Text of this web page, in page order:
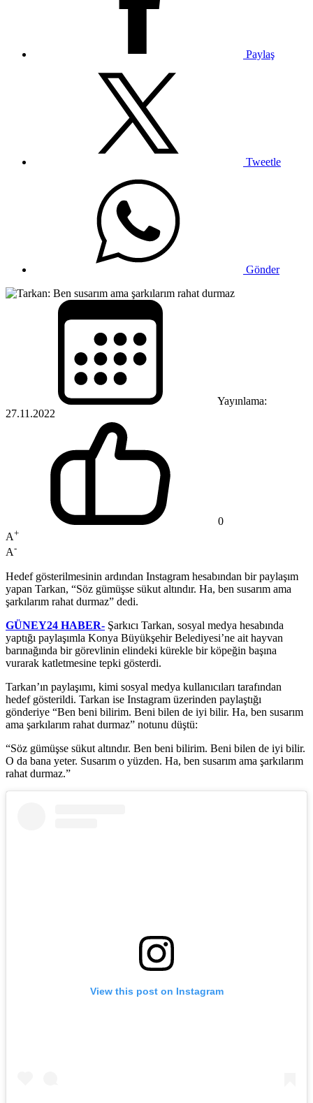
Paylaş
Tweetle
Gönder
Yayınlama:
27.11.2022
0
A+
A-
Hedef gösterilmesinin ardından Instagram hesabından bir paylaşım
yapan Tarkan, “Söz gümüşse sükut altındır. Ha, ben susarım ama
şarkılarım rahat durmaz” dedi.
GÜNEY24 HABER- Şarkıcı Tarkan, sosyal medya hesabında
yaptığı paylaşımla Konya Büyükşehir Belediyesi’ne ait hayvan
barınağında bir görevlinin elindeki kürekle bir köpeğin başına
vurarak katletmesine tepki gösterdi.
Tarkan’ın paylaşımı, kimi sosyal medya kullanıcıları tarafından
hedef gösterildi. Tarkan ise Instagram üzerinden paylaştığı
gönderiye “Ben beni bilirim. Beni bilen de iyi bilir. Ha, ben susarım
ama şarkılarım rahat durmaz” notunu düştü:
“Söz gümüşse sükut altındır. Ben beni bilirim. Beni bilen de iyi bilir.
O da bana yeter. Susarım o yüzden. Ha, ben susarım ama şarkılarım
rahat durmaz.”
View this post on Instagram